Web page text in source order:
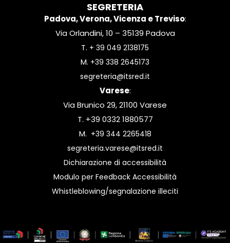
SEGRETERIA
Padova, Verona, Vicenza e Treviso:
Via Orlandini, 10 – 35139 Padova
T. + 39 049 2138175
M. +39 338 2645173
segreteria@itsred.it
Varese:
Via Brunico 29, 21100 Varese
T. +39 0332 1880577
M. +39 344 2265418
segreteria.varese@itsred.it
Dichiarazione di accessibilità
Modulo per Feedback Accessibilità
Whistleblowing/segnalazione illeciti